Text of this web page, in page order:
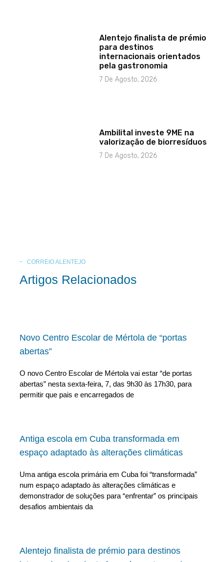
Alentejo finalista de prémio
para destinos
internacionais orientados
pela gastronomia
7 De Agosto, 2026
Ambilital investe 9ME na
valorização de biorresíduos
7 De Agosto, 2026
CORREIO ALENTEJO
Artigos Relacionados
Novo Centro Escolar de Mértola de “portas
abertas”
O novo Centro Escolar de Mértola vai estar “de portas
abertas” nesta sexta-feira, 7, das 9h30 às 17h30, para
permitir que pais e encarregados de
Antiga escola em Cuba transformada em
espaço adaptado às alterações climáticas
Uma antiga escola primária em Cuba foi “transformada”
num espaço adaptado às alterações climáticas e
demonstrador de soluções para “enfrentar” os principais
desafios ambientais da
Alentejo finalista de prémio para destinos